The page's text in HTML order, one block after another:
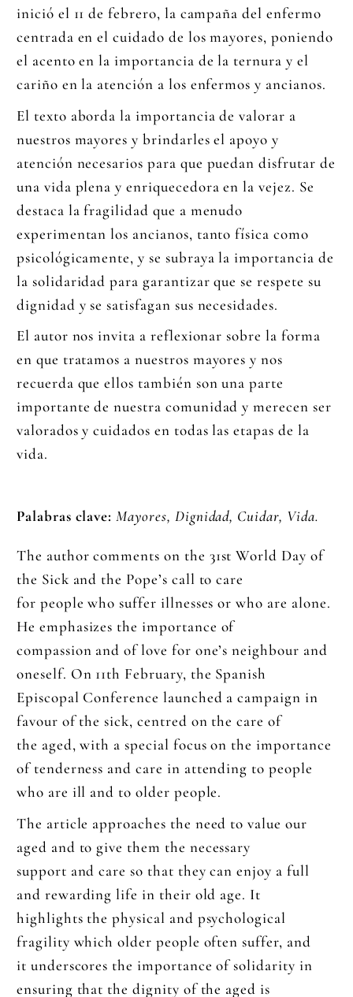
inició el 11 de febrero, la campaña del enfermo
centrada en el cuidado de los mayores, poniendo
el acento en la importancia de la ternura y el
cariño en la atención a los enfermos y ancianos.
El texto aborda la importancia de valorar a
nuestros mayores y brindarles el apoyo y
atención necesarios para que puedan disfrutar de
una vida plena y enriquecedora en la vejez. Se
destaca la fragilidad que a menudo
experimentan los ancianos, tanto física como
psicológicamente, y se subraya la importancia de
la solidaridad para garantizar que se respete su
dignidad y se satisfagan sus necesidades.
El autor nos invita a reflexionar sobre la forma
en que tratamos a nuestros mayores y nos
recuerda que ellos también son una parte
importante de nuestra comunidad y merecen ser
valorados y cuidados en todas las etapas de la
vida.
Palabras clave: Mayores, Dignidad, Cuidar, Vida.
The author comments on the 31st World Day of
the Sick and the Pope’s call to care
for people who suffer illnesses or who are alone.
He emphasizes the importance of
compassion and of love for one’s neighbour and
oneself. On 11th February, the Spanish
Episcopal Conference launched a campaign in
favour of the sick, centred on the care of
the aged, with a special focus on the importance
of tenderness and care in attending to people
who are ill and to older people.
The article approaches the need to value our
aged and to give them the necessary
support and care so that they can enjoy a full
and rewarding life in their old age. It
highlights the physical and psychological
fragility which older people often suffer, and
it underscores the importance of solidarity in
ensuring that the dignity of the aged is